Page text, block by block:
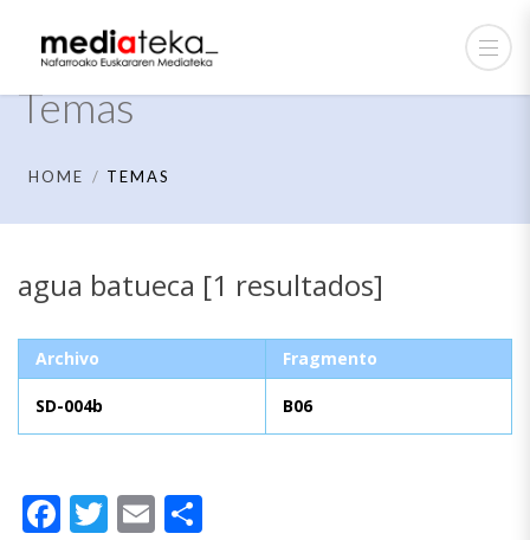
Temas
HOME TEMAS
agua batueca [1 resultados]
Archivo Fragmento
SD-004b B06
Facebook
Twitter
Email